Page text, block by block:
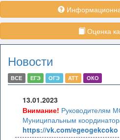
Оценка
Новости
ВСЕ ЕГЭ ОГЭ АТТ ОКО
13.01.2023
Внимание! Руководителям
Муниципальным
https://vk.com/egeogekcoko